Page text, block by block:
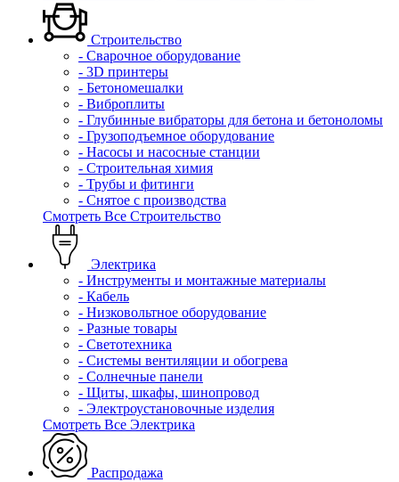
Строительство
- Сварочное оборудование
- 3D принтеры
- Бетономешалки
- Виброплиты
- Глубинные вибраторы для бетона и бетоноломы
- Грузоподъемное оборудование
- Насосы и насосные станции
- Строительная химия
- Трубы и фитинги
- Снятое с производства
Смотреть Все Строительство
Электрика
- Инструменты и монтажные материалы
- Кабель
- Низковольтное оборудование
- Разные товары
- Светотехника
- Системы вентиляции и обогрева
- Солнечные панели
- Щиты, шкафы, шинопровод
- Электроустановочные изделия
Смотреть Все Электрика
Распродажа